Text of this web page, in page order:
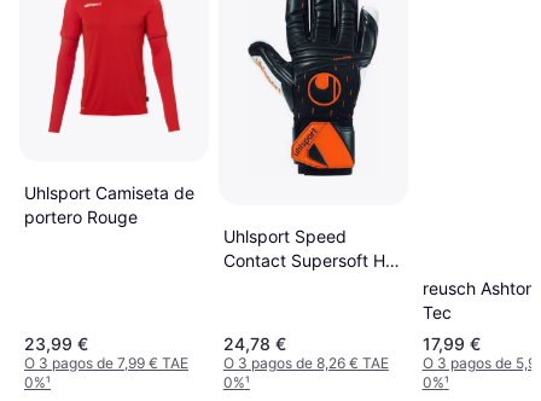
Uhlsport Camiseta de
portero Rouge
23,99 €
O 3 pagos de 7,99 € TAE
0%¹
Uhlsport Speed ​​
Contact Supersoft HN
24,78 €
O 3 pagos de 8,26 € TAE
0%¹
reusch Ashton
Tec
17,99 €
O 3 pagos de
0%¹